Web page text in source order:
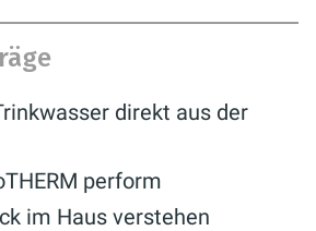
direkt aus der
perform
im Haus verstehen